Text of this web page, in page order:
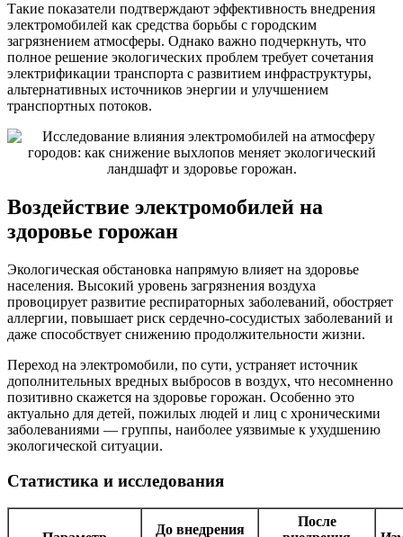
Такие показатели подтверждают эффективность внедрения
электромобилей как средства борьбы с городским
загрязнением атмосферы. Однако важно подчеркнуть, что
полное решение экологических проблем требует сочетания
электрификации транспорта с развитием инфраструктуры,
альтернативных источников энергии и улучшением
транспортных потоков.
Воздействие электромобилей на
здоровье горожан
Экологическая обстановка напрямую влияет на здоровье
населения. Высокий уровень загрязнения воздуха
провоцирует развитие респираторных заболеваний, обостряет
аллергии, повышает риск сердечно-сосудистых заболеваний и
даже способствует снижению продолжительности жизни.
Переход на электромобили, по сути, устраняет источник
дополнительных вредных выбросов в воздух, что несомненно
позитивно скажется на здоровье горожан. Особенно это
актуально для детей, пожилых людей и лиц с хроническими
заболеваниями — группы, наиболее уязвимые к ухудшению
экологической ситуации.
Статистика и исследования
До внедрения
После